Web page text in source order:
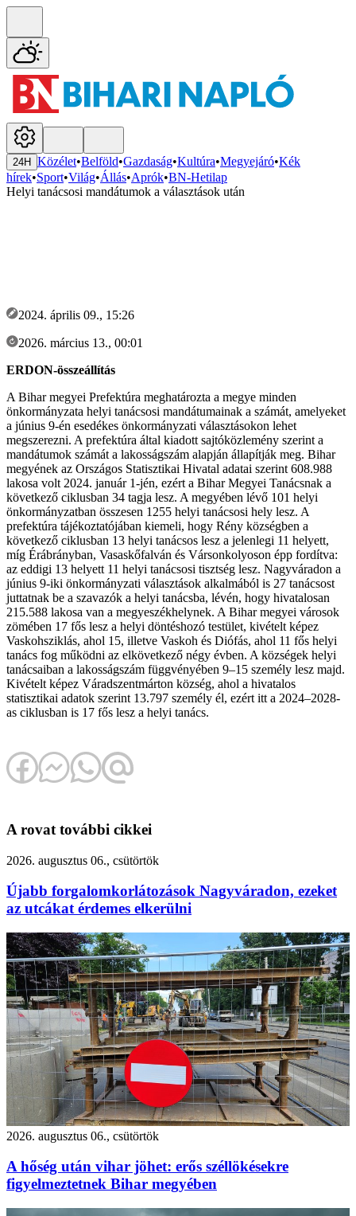
24H Közélet•Belföld•Gazdaság•Kultúra•Megyejáró•Kék
hírek•Sport•Világ•Állás•Aprók•BN-Hetilap
Helyi tanácsosi mandátumok a választások után
2024. április 09., 15:26
2026. március 13., 00:01
ERDON-összeállítás
A Bihar megyei Prefektúra meghatározta a megye minden
önkormányzata helyi tanácsosi mandátumainak a számát, amelyeket
a június 9-én esedékes önkormányzati választásokon lehet
megszerezni. A prefektúra által kiadott sajtóközlemény szerint a
mandátumok számát a lakosságszám alapján állapítják meg. Bihar
megyének az Országos Statisztikai Hivatal adatai szerint 608.988
lakosa volt 2024. január 1-jén, ezért a Bihar Megyei Tanácsnak a
következő ciklusban 34 tagja lesz. A megyében lévő 101 helyi
önkormányzatban összesen 1255 helyi tanácsosi hely lesz. A
prefektúra tájékoztatójában kiemeli, hogy Rény községben a
következő ciklusban 13 helyi tanácsos lesz a jelenlegi 11 helyett,
míg Érábrányban, Vasaskőfalván és Vársonkolyoson épp fordítva:
az eddigi 13 helyett 11 helyi tanácsosi tisztség lesz. Nagyváradon a
június 9-iki önkormányzati választások alkalmából is 27 tanácsost
juttatnak be a szavazók a helyi tanácsba, lévén, hogy hivatalosan
215.588 lakosa van a megyeszékhelynek. A Bihar megyei városok
zömében 17 fős lesz a helyi döntéshozó testület, kivételt képez
Vaskohsziklás, ahol 15, illetve Vaskoh és Diófás, ahol 11 fős helyi
tanács fog működni az elkövetkező négy évben. A községek helyi
tanácsaiban a lakosságszám függvényében 9–15 személy lesz majd.
Kivételt képez Váradszentmárton község, ahol a hivatalos
statisztikai adatok szerint 13.797 személy él, ezért itt a 2024–2028-
as ciklusban is 17 fős lesz a helyi tanács.
A rovat további cikkei
2026. augusztus 06., csütörtök
Újabb forgalomkorlátozások Nagyváradon, ezeket
az utcákat érdemes elkerülni
2026. augusztus 06., csütörtök
A hőség után vihar jöhet: erős széllökésekre
figyelmeztetnek Bihar megyében